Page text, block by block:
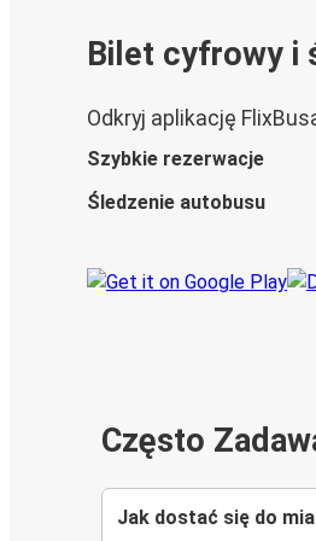
Bilet cyfrowy i
Odkryj aplikację
Szybkie rezerwacje
Śledzenie autobusu
Często
Jak dostać się do